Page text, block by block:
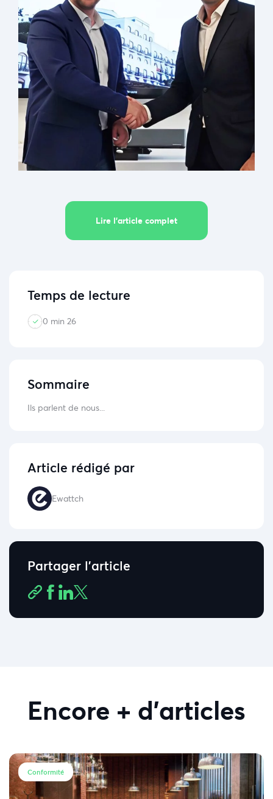
Lire l’article complet
Temps de lecture
0 min 26
Sommaire
Ils parlent de nous...
Article rédigé par
Ewattch
Partager l'article
Encore + d'articles
Conformité